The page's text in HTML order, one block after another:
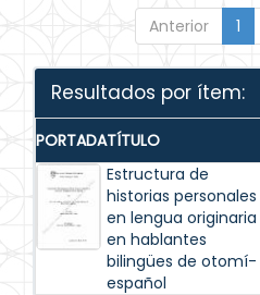
Anterior 1
Resultados por ítem:
PORTADATÍTULO
Estructura de
historias personales
en lengua originaria
en hablantes
bilingües de otomí-
español